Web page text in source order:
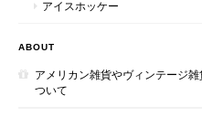
アイスホッケー
ABOUT
アメリカン雑貨やヴィンテージ
ついて